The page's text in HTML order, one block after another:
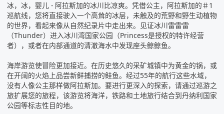
冰，冰，婴儿 - 阿拉斯加的冰川比凉爽。凭借公主，阿拉斯加的＃1
巡航线，您将直接驶入一个高耸的冰层，未触及的荒野和野生动植物
的世界，看起来像从自然纪录片中走出来。见证冰川雷雷雷
（Thunder）进入冰川湾国家公园（Princess是授权的特许经营
者），或者在内部通道的清澈海水中发现座头鲸鲸鱼。
海岸游览使冒险更加接近。在历史悠久的采矿城镇中为黄金的锅，或
在开阔的火焰上品尝新鲜捕捞的鲑鱼。经过55年的航行这些水域，
没有人像公主那样做阿拉斯加。要进行更深入的探索，请通过巡游之
旅扩展您的旅程，该游览将海洋，铁路和土地旅行结合到丹纳利国家
公园等标志性目的地。